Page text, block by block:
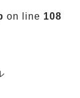
on line 108